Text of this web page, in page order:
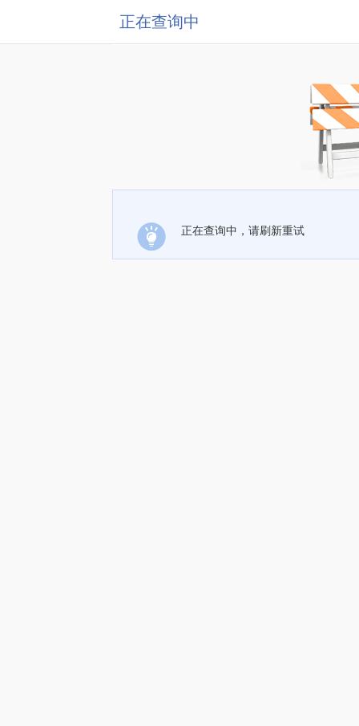
正在查询中
正在查询中，请刷新重试